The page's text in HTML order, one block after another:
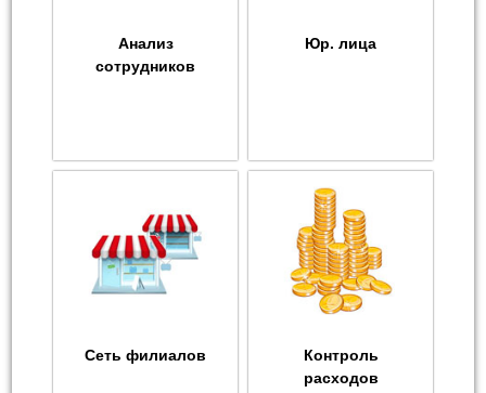
Анализ
сотрудников
Юр. лица
Сеть филиалов
Контроль
расходов